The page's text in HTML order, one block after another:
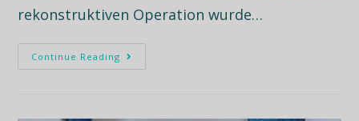
rekonstruktiven Operation wurde…
Continue Reading